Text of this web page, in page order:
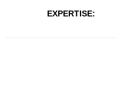
EXPERTISE: